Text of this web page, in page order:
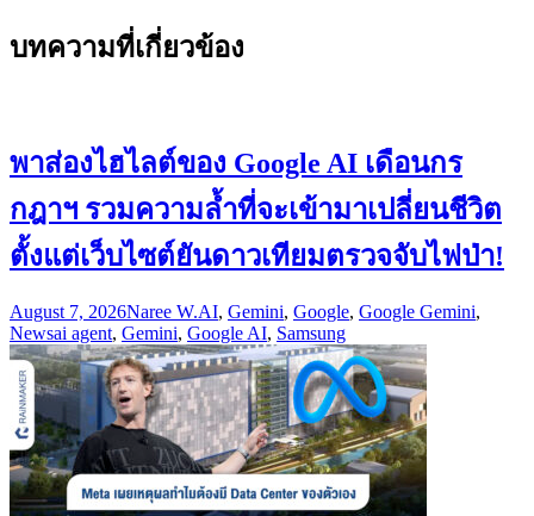
บทความที่เกี่ยวข้อง
พาส่องไฮไลต์ของ Google AI เดือนกร
กฎาฯ รวมความล้ำที่จะเข้ามาเปลี่ยนชีวิต
ตั้งแต่เว็บไซต์ยันดาวเทียมตรวจจับไฟป่า!
August 7, 2026Naree W.AI, Gemini, Google, Google Gemini,
Newsai agent, Gemini, Google AI, Samsung